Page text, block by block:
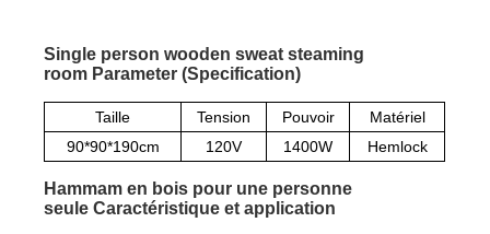
Single person wooden sweat steaming
room Parameter (Specification)
Taille Tension Pouvoir
Matériel
90*90*190cm
120V 1400W Hemlock
Hammam en bois pour une personne
seule Caractéristique et application